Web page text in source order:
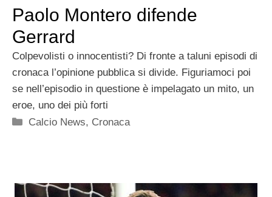
Paolo Montero difende
Gerrard
Colpevolisti o innocentisti? Di fronte a taluni episodi di
cronaca l’opinione pubblica si divide. Figuriamoci poi
se nell’episodio in questione è impelagato un mito, un
eroe, uno dei più forti
Categorie
Calcio News, Cronaca